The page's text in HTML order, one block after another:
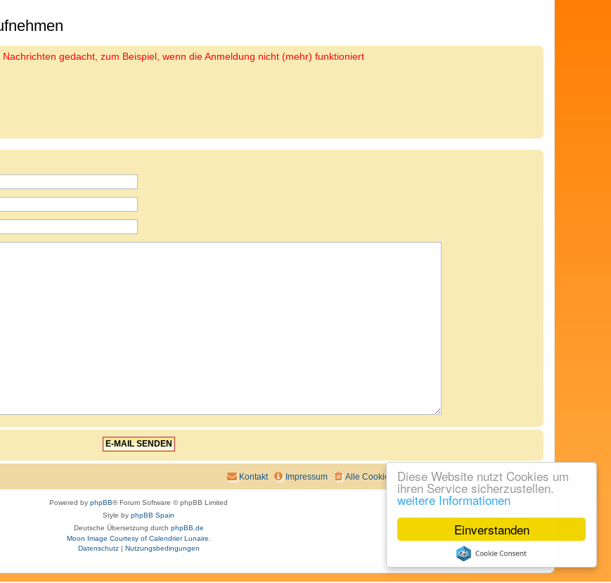
Einverstanden
Diese Website nutzt Cookies um
ihren Service sicherzustellen.
weitere Informationen
gedacht, zum Beispiel, wenn die Anmeldung nicht (mehr) funktioniert
Alle Zeiten sindUTC+02:00
Alle Cookies löschen
Impressum
Kontakt
Powered by phpBB® Forum Software © phpBB Limited
Style by phpBB Spain
Deutsche Übersetzung durch phpBB.de
Moon Image Courtesy of Calendrier Lunaire.
Datenschutz| Nutzungsbedingungen